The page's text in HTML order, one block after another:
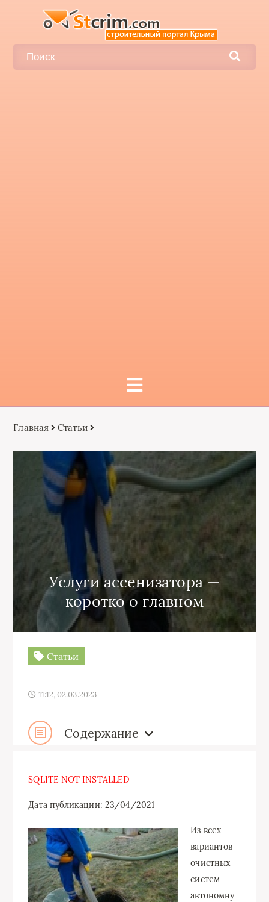
Главная Статьи
Услуги ассенизатора —
коротко о главном
Статьи
11:12, 02.03.2023
Содержание
SQLITE NOT INSTALLED
Дата публикации: 23/04/2021
Из всех
вариантов
очистных
систем
автономну